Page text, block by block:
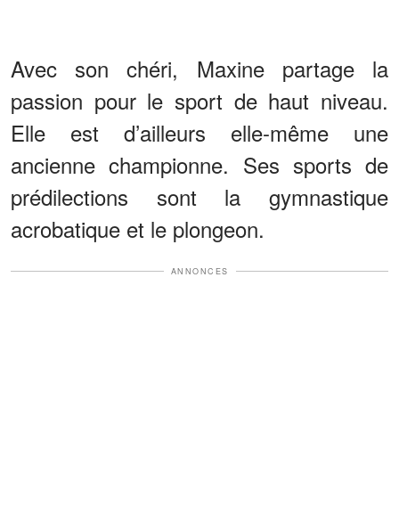
Avec son chéri, Maxine partage la
passion pour le sport de haut niveau.
Elle est d’ailleurs elle-même une
ancienne championne. Ses sports de
prédilections sont la gymnastique
acrobatique et le plongeon.
ANNONCES